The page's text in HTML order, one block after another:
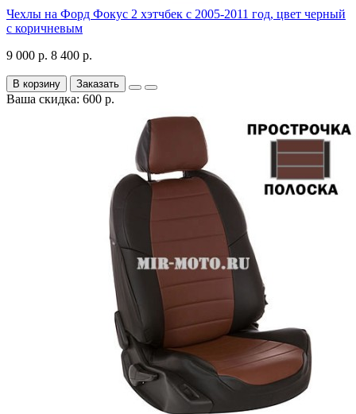
Чехлы на Форд Фокус 2 хэтчбек с 2005-2011 год, цвет черный
с коричневым
9 000 р. 8 400 р.
В корзину Заказать
Ваша скидка: 600 р.